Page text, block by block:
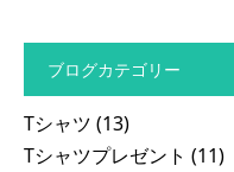
ブログカテゴリー
Tシャツ (13)
Tシャツプレゼント (11)